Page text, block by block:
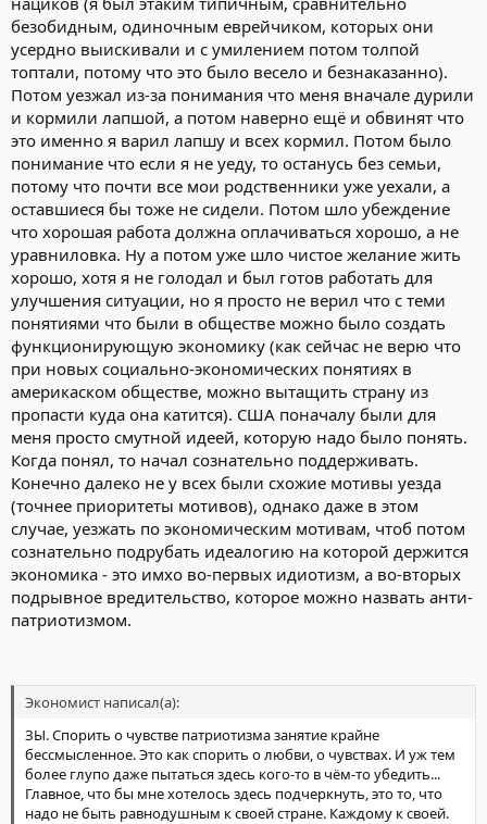
право на поиск новых идеалов, а я, как индивидуум,
должен иметь право искать место где ещё уважают
идеалы, которые я считаю правильными. И там я могу
добросовестно работать на пользу нового места и это не
есть предательство, если только я не буду сознательно
вредить прежней родине, мешая её свободному выбору.
Индивидуум, как и страна в общем, имеют право на
самоопределение. Это идеалогия свободы. Для меня
железная привязка личности к стране, вне зависимости от
процессов внутри страны и вне процессов развития
личности, являются идеалогией рабства. При этом я
признаю свободу выбора рабства. Как-то так...
Послушайте, уважаемый Shmak(к сожалению, не знаю Вашего
имени). Ну честно! Ну не поверю я в то, что всё это было у Вас в
голове, когда Вы покинули нашу страну в далёких уже 80-х.
Это ведь плод Ваших глубоких размышлений, накопившихся
за более чем 30 лет. И хорошо, что они есть. Но всё же это как
прочтение книги от конца к началу. Как попытка, причём
искренняя, проецировать новые сегодняшние думы на давно
минувшее вчера. Надеюсь, что всё же это не попытка
самооправдания. Это было бы уж совсем грустно...
безобидным, одиночным еврейчиком, которых они
усердно выискивали и с умилением потом толпой
топтали, потому что это было весело и безнаказанно).
Потом уезжал из-за понимания что меня вначале дурили
и кормили лапшой, а потом наверно ещё и обвинят что
это именно я варил лапшу и всех кормил. Потом было
понимание что если я не уеду, то останусь без семьи,
потому что почти все мои родственники уже уехали, а
оставшиеся бы тоже не сидели. Потом шло убеждение
что хорошая работа должна оплачиваться хорошо, а не
уравниловка. Ну а потом уже шло чистое желание жить
хорошо, хотя я не голодал и был готов работать для
улучшения ситуации, но я просто не верил что с теми
понятиями что были в обществе можно было создать
функционирующую экономику (как сейчас не верю что
при новых социально-экономических понятиях в
америкаском обществе, можно вытащить страну из
пропасти куда она катится). США поначалу были для
меня просто смутной идеей, которую надо было понять.
Когда понял, то начал сознательно поддерживать.
Конечно далеко не у всех были схожие мотивы уезда
(точнее приоритеты мотивов), однако даже в этом
случае, уезжать по экономическим мотивам, чтоб потом
сознательно подрубать идеалогию на которой держится
экономика - это имхо во-первых идиотизм, а во-вторых
подрывное вредительство, которое можно назвать анти-
патриотизмом.
Экономист написал(а):
ЗЫ. Спорить о чувстве патриотизма занятие крайне
бессмысленное. Это как спорить о любви, о чувствах. И уж тем
более глупо даже пытаться здесь кого-то в чём-то убедить...
Главное, что бы мне хотелось здесь подчеркнуть, это то, что
надо не быть равнодушным к своей стране. Каждому к своей.